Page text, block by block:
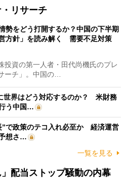
リサーチ
勢をどう打開するか？中国の下半期
方針」を読み解く 需要不足対策
資の第一人者・田代尚機氏のプレ
ーチ」。中国の…
世界はどう対応するのか？ 米財務
う中国…
”で政策のテコ入れ必至か 経済運営
想さ…
一覧を見る
」配当ストップ騒動の内幕